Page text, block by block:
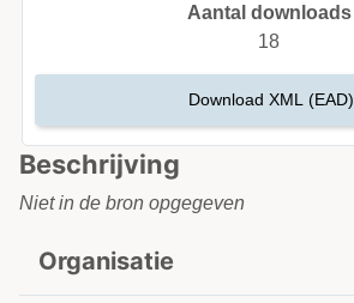
Beschrijving
Niet in de bron opgegeven
Organisatie
Aantal downloads
18
Download XML (EAD)